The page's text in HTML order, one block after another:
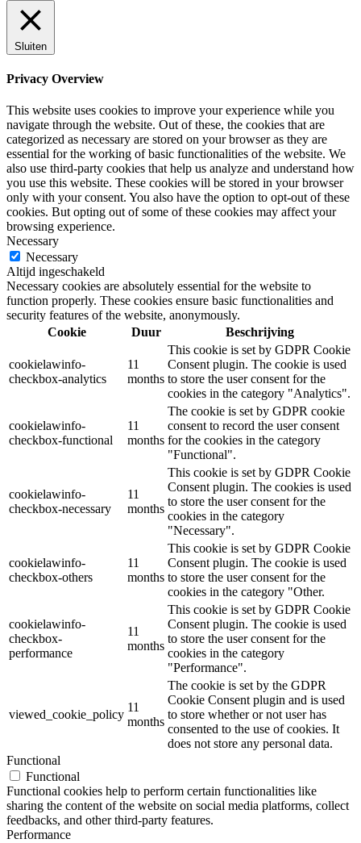
Sluiten
Privacy Overview
This website uses cookies to improve your experience while you
navigate through the website. Out of these, the cookies that are
categorized as necessary are stored on your browser as they are
essential for the working of basic functionalities of the website. We
also use third-party cookies that help us analyze and understand how
you use this website. These cookies will be stored in your browser
only with your consent. You also have the option to opt-out of these
cookies. But opting out of some of these cookies may affect your
browsing experience.
Necessary
Necessary
Altijd ingeschakeld
Necessary cookies are absolutely essential for the website to
function properly. These cookies ensure basic functionalities and
security features of the website, anonymously.
Cookie
Duur Beschrijving
cookielawinfo-
checkbox-analytics
11
months
This cookie is set by GDPR Cookie
Consent plugin. The cookie is used
to store the user consent for the
cookies in the category "Analytics".
cookielawinfo-
checkbox-functional
11
months
The cookie is set by GDPR cookie
consent to record the user consent
for the cookies in the category
"Functional".
cookielawinfo-
checkbox-necessary
11
months
This cookie is set by GDPR Cookie
Consent plugin. The cookies is used
to store the user consent for the
cookies in the category
"Necessary".
cookielawinfo-
checkbox-others
11
months
This cookie is set by GDPR Cookie
Consent plugin. The cookie is used
to store the user consent for the
cookies in the category "Other.
cookielawinfo-
checkbox-
performance
11
months
This cookie is set by GDPR Cookie
Consent plugin. The cookie is used
to store the user consent for the
cookies in the category
"Performance".
viewed_cookie_policy
11
months
The cookie is set by the GDPR
Cookie Consent plugin and is used
to store whether or not user has
consented to the use of cookies. It
does not store any personal data.
Functional
Functional
Functional cookies help to perform certain functionalities like
sharing the content of the website on social media platforms, collect
feedbacks, and other third-party features.
Performance